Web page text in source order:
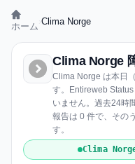
ホーム Clima Norge
Clima Norge
Clima Norge は本日
す。Entireweb
いません。過去24時
報告は 0 件で、その
す。
Clima